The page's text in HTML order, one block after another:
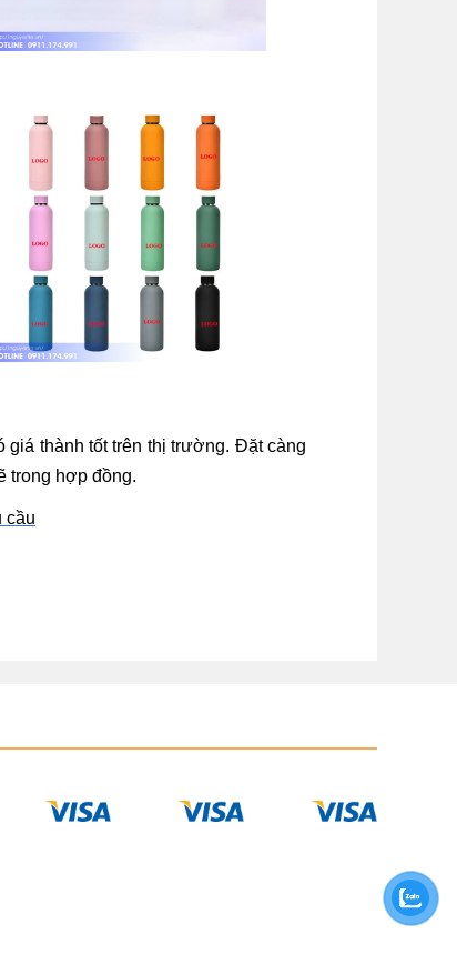
thành tốt trên thị trường. Đặt càng
trong hợp đồng.
cầu